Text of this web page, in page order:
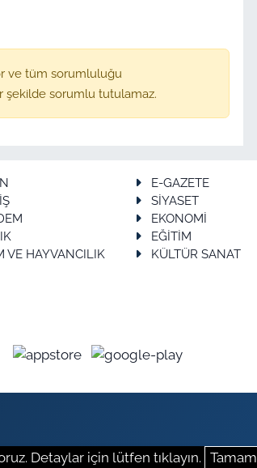
ve tüm sorumluluğu
şekilde sorumlu tutulamaz.
E-GAZETE
SİYASET
EKONOMİ
EĞİTİM
VE HAYVANCILIK
KÜLTÜR SANAT
Detaylar için lütfen tıklayın. Tamam